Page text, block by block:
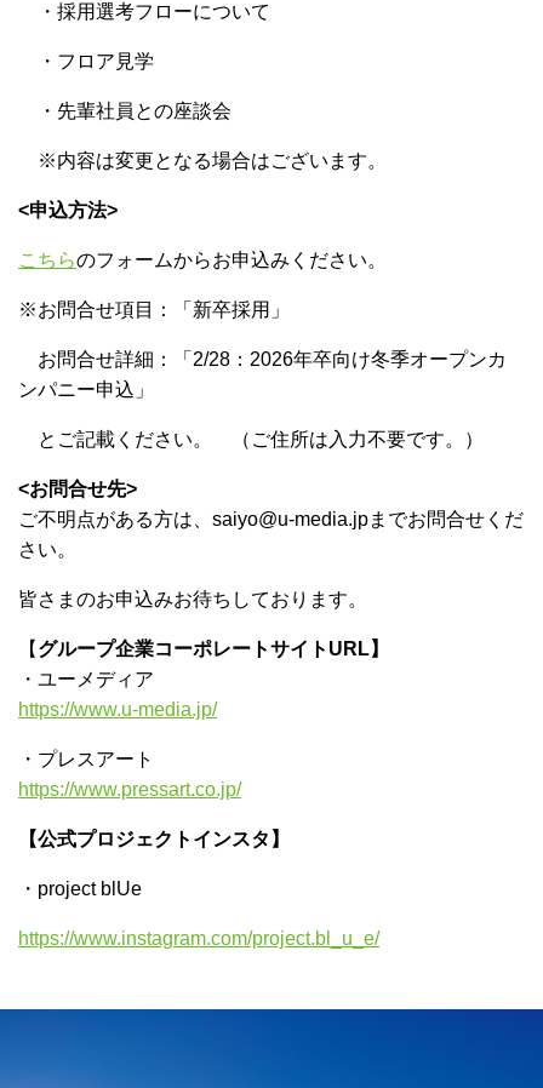
・採用選考フローについて
・フロア見学
・先輩社員との座談会
※内容は変更となる場合はございます。
<申込方法>
こちらのフォームからお申込みください。
※お問合せ項目：「新卒採用」
お問合せ詳細：「2/28：2026年卒向け冬季オープンカ
ンパニー申込」
とご記載ください。 （ご住所は入力不要です。）
<お問合せ先>
ご不明点がある方は、saiyo@u-media.jpまでお問合せくだ
さい。
皆さまのお申込みお待ちしております。
【 グループ企業コーポレートサイトURL】
・ユーメディア
https://www.u-media.jp/
・プレスアート
https://www.pressart.co.jp/
【公式プロジェクトインスタ】
・project blUe
https://www.instagram.com/project.bl_u_e/